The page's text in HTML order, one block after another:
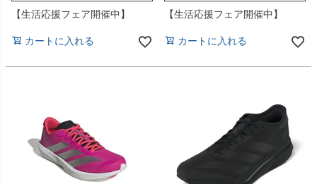
【生活応援フェア開催中】
カートに入れる
【生活応援フェア開催中】
カートに入れる